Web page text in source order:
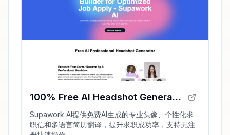
100% Free AI Headshot Generator | Supawork AI (no sign-up)
Supawork AI提供免费AI生成的专业头像、个性化求
职信和多语言简历翻译，提升求职成功率，支持无注